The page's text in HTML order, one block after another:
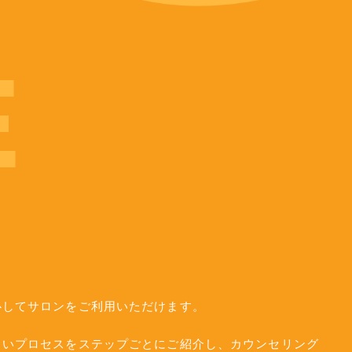
てサロンをご利用いただけます。
プロセスをステップごとにご紹介し、カウンセリング